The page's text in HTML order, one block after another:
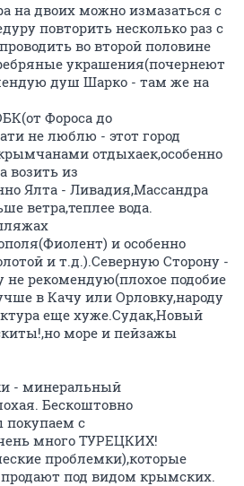
на двоих можно измазаться с
повторить несколько раз с
во второй половине
украшения(почернеют
душ Шарко - там же на
Фороса до
не люблю - этот город
отдыхаек,особенно
возить из
Ялта - Ливадия,Массандра
ветра,теплее вода.
и особенно
и т.д.).Северную Сторону -
рекомендую(плохое подобие
в Качу или Орловку,народу
еще хуже.Судак,Новый
море и пейзажы
- минеральный
Бескоштовно
покупаем с
много ТУРЕЦКИХ!
проблемки),которые
под видом крымских.